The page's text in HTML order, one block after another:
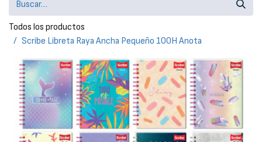
Todos los productos
Scribe Libreta Raya Ancha Pequeño 100H Anota